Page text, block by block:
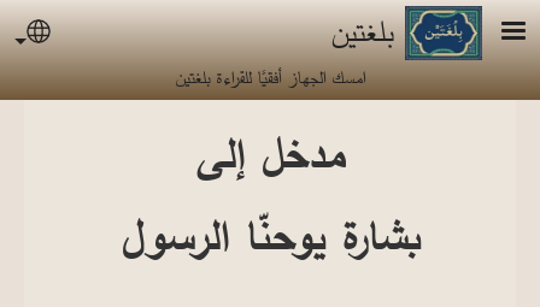
تجاوز إلى المحتوى الرئيسي
بلغتين
امسك الجهاز أفقيًا للقراءة بلغتين
مدخل إلى
بشارة يوحنّا الرسول